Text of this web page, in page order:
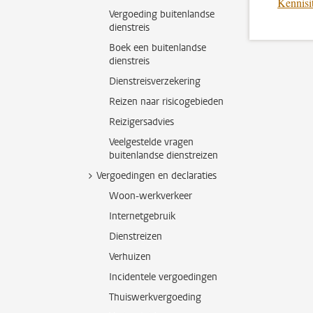
Vergoeding buitenlandse
dienstreis
Boek een buitenlandse
dienstreis
Dienstreisverzekering
Reizen naar risicogebieden
Reizigersadvies
Veelgestelde vragen
buitenlandse dienstreizen
Vergoedingen en declaraties
Woon-werkverkeer
Internetgebruik
Dienstreizen
Verhuizen
Incidentele vergoedingen
Thuiswerkvergoeding